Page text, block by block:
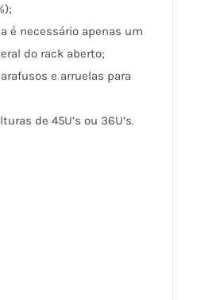
é necessário apenas um
do rack aberto;
e arruelas para
de 45U’s ou 36U’s.